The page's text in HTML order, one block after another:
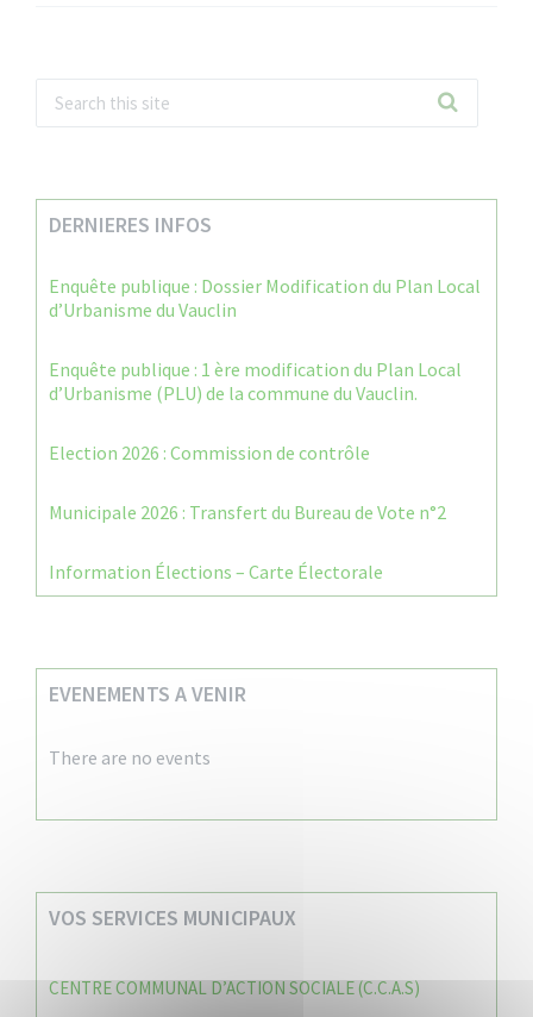
DERNIERES INFOS
Enquête publique : Dossier Modification du Plan Local
d’Urbanisme du Vauclin
Enquête publique : 1 ère modification du Plan Local
d’Urbanisme (PLU) de la commune du Vauclin.
Election 2026 : Commission de contrôle
Municipale 2026 : Transfert du Bureau de Vote n°2
Information Élections – Carte Électorale
EVENEMENTS A VENIR
There are no events
VOS SERVICES MUNICIPAUX
CENTRE COMMUNAL D’ACTION SOCIALE (C.C.A.S)